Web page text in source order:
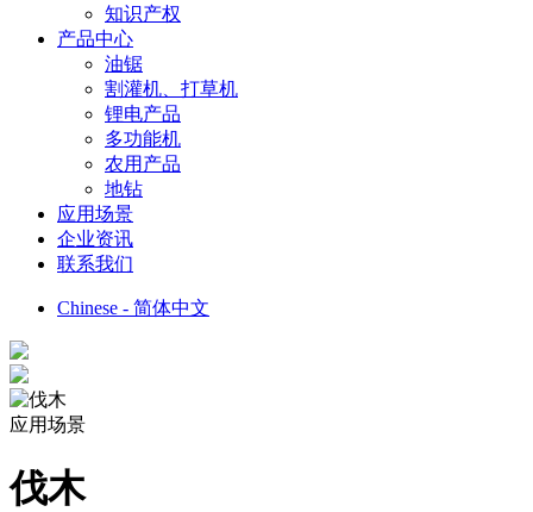
知识产权
产品中心
油锯
割灌机、打草机
锂电产品
多功能机
农用产品
地钻
应用场景
企业资讯
联系我们
Chinese - 简体中文
应用场景
伐木